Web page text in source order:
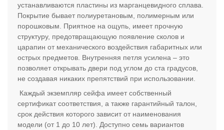
устанавливаются пластины из марганцевидного сплава.
Покрытие бывает полиуретановым, полимерным или
порошковым. Приятное на ощупь, имеет прочную
структуру, предотвращающую появление сколов и
царапин от механического воздействия габаритных или
острых предметов. Внутренняя петля усилена – это
позволяет открывать двери под углом до ста градусов,
не создавая никаких препятствий при использовании.
Каждый экземпляр сейфа имеет собственный
сертификат соответствия, а также гарантийный талон,
срок действия которого зависит от наименования
модели (от 1 до 10 лет). Доступно семь вариантов